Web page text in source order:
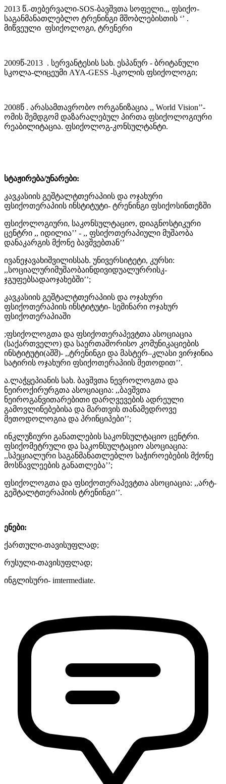
2013 წ.-თებერვალი-SOS-ბავშვთა სოფელი.,, ფსიქო-
საგანმანათლებლო ტრენინგი მშობლებისთის ‘’ .
მიწვეული ფსიქოლოგი, ტრენერი
2009წ-2013 . სერვანტესის სახ. ესპანურ - ბრიტანული
სკოლა-ლიცეუმი AYA-GESS -სკოლის ფსიქოლოგი;
2008წ . არასამთავრობო ორგანიზაცია ,, World Vision’’-
ომის შემდგომ დაზარალებულ პირთა ფსიქოლოგიური
რეაბილიტაცია. ფსიქოლოგ-კონსულტანტი.
სტაჟირება/უნარები:
კავკასიის გეშტალტთერაპიის და ოჯახური
ფსიქოთერაპიის ინსტიტუტი- ტრენინგი ფსიქოსინთეზში
ფსიქოლოგიური, საკონსულტაციო, დიაგნოსტიკური
ცენტრი ,, იდილია’’ - ,, ფსიქოთერაპიული მუშაობა
დანაკარგის მქონე ბავშვებთან’’
ივანეჯავახიშვილისსახ. უნივერსიტეტი, კურსი:
,,სოციალურიმუშაობაინდივიდუალურრისკ-
ჯგუფებსადაოჯახებში’’;
კავკასიის გეშტალტთერაპიის და ოჯახური
ფსიქოთერაპიის ინსტიტუტი- სემინარი ოჯახურ
ფსიქოთერაპიაში
;ფსიქოლოგთა და ფსიქოთერაპევტთა ასოციაცია
(საქართველო) და საერთაშორისო კომუნიკაციების
ინსტიტუტი(აშშ)- ,,ტრენინგი და მასტერ–კლასი ვირჯინია
სატირის ოჯახური ფსიქოთერაპიის მეთოდით’’.
ა.ლაჭყეპიანის სახ. ბავშვთა ნევროლოგთა და
ნეიროქირურგთა ასოციაცია: ,,ბავშვთა
ნეიროგანვითარებითი დარღვევების ადრეული
გამოვლინებებისა და მართვის თანამედროვე
მეთოდოლოგია და პრინციპები’’;
ინკლუზიური განათლების საკონსულტაციო ცენტრი.
ფსიქომეტრული და საკონსულტაციო ასოციაცია:
,,სპეციალური საგანმანათლებლო საჭიროებების მქონე
მოსწავლეების განათლება’’;
ფსიქოლოგთა და ფსიქოთერაპევტთა ასოციაცია: ,,არტ-
გეშტალტთერაპიის ტრენინგი’’.
ენები:
ქართული-თავისუფლად;
რუსული-თავისუფლად;
ინგლისური- imtermediate.